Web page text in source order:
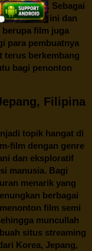
perfilman. Sebagai
platform ini dan
berupa film juga
para pembuatnya
terus berkembang
bagi penonton
Filipina
topik hangat di
film dengan genre
dan eksploratif
manusia. Bagi
menarik yang
berbagai
film semi
muncullah
situs streaming
Korea, Jepang,